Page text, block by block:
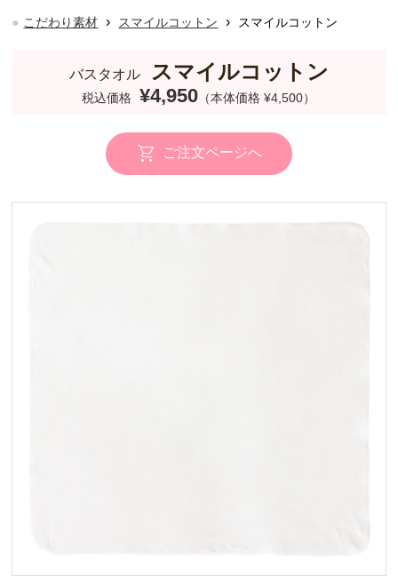
こだわり素材 › スマイルコットン › スマイルコットン
バスタオル スマイルコットン
税込価格 ¥4,950 （本体価格 ¥4,500）
ご注文ページへ